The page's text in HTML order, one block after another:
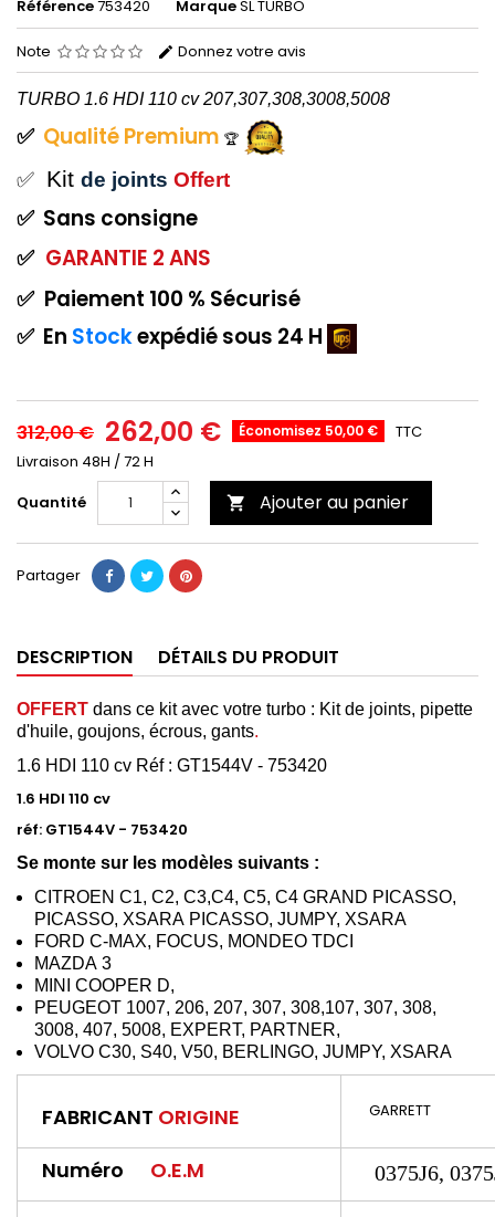
Référence753420 MarqueSL TURBO
Note Donnez votre avis
TURBO 1.6 HDI 110 cv 207,307,308,3008,5008
✅ QualitéPremium 🏆
✅ Kit de joints Offert
✅ Sans consigne
✅ GARANTIE 2 ANS
✅ Paiement 100 % Sécurisé
✅ En Stockexpédié sous 24 H
312,00 € 262,00 € Économisez 50,00 €
TTC
Livraison 48H / 72 H
Quantité
 Ajouter au panier
Partager
DESCRIPTION DÉTAILS DU PRODUIT
OFFERT dans ce kit avec votre turbo : Kit de joints, pipette
d'huile, goujons, écrous, gants.
1.6 HDI 110 cv Réf : GT1544V - 753420
1.6 HDI 110 cv
réf: GT1544V - 753420
Se monte sur les modèles suivants :
CITROEN C1, C2, C3,C4, C5, C4 GRAND PICASSO,
PICASSO, XSARA PICASSO, JUMPY, XSARA
FORD C-MAX, FOCUS, MONDEO TDCI
MAZDA 3
MINI
COOPER D,
PEUGEOT 1007, 206, 207, 307, 308,107, 307, 308,
3008, 407, 5008, EXPERT, PARTNER,
VOLVO C30, S40, V50, BERLINGO, JUMPY, XSARA
FABRICANT ORIGINE GARRETT
Numéro O.E.M 0375J6,